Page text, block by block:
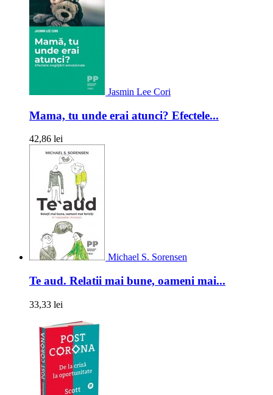
Jasmin Lee Cori
Mama, tu unde erai atunci? Efectele...
42,86 lei
Michael S. Sorensen
Te aud. Relatii mai bune, oameni mai...
33,33 lei